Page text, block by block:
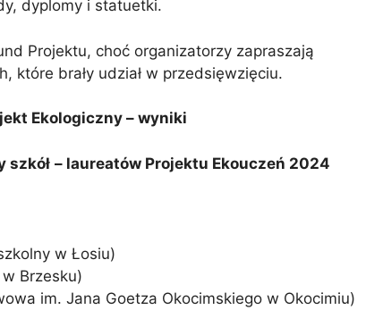
dyplomy i statuetki.
Projektu, choć organizatorzy zapraszają
które brały udział w przedsięwzięciu.
Ekologiczny– wyniki
szkół – laureatów Projektu Ekouczeń 2024
w Łosiu)
Brzesku)
im. Jana Goetza Okocimskiego w Okocimiu)